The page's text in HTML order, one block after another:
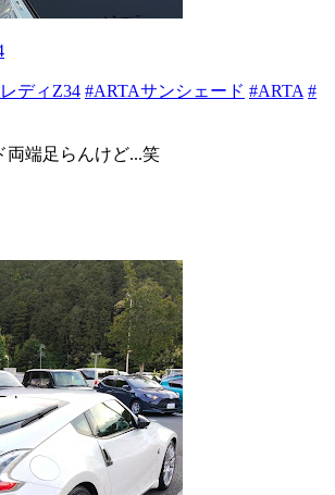
ディZ34 #ARTAサンシェード #ARTA #
両端足らんけど...笑